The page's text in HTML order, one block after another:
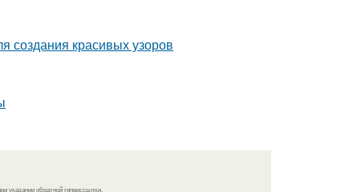
создания красивых узоров
указании обратной гиперссылки.